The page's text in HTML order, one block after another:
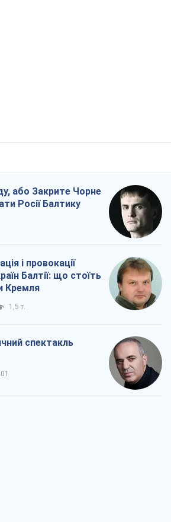
або Закрите Чорне
Росії Балтику
і провокації
Балтії: що стоїть
Кремля
1,5 т.
спектакль